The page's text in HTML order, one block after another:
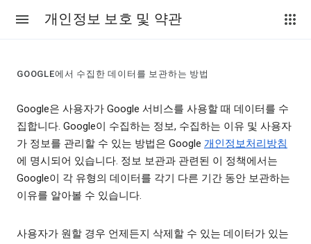
개인정보 보호 및 약관
GOOGLE에서 수집한 데이터를 보관하는 방법
Google은 사용자가 Google 서비스를 사용할 때 데이터를 수
집합니다. Google이 수집하는 정보, 수집하는 이유 및 사용자
가 정보를 관리할 수 있는 방법은 Google 개인정보처리방침
에 명시되어 있습니다. 정보 보관과 관련된 이 정책에서는
Google이 각 유형의 데이터를 각기 다른 기간 동안 보관하는
이유를 알아볼 수 있습니다.
사용자가 원할 경우 언제든지 삭제할 수 있는 데이터가 있는